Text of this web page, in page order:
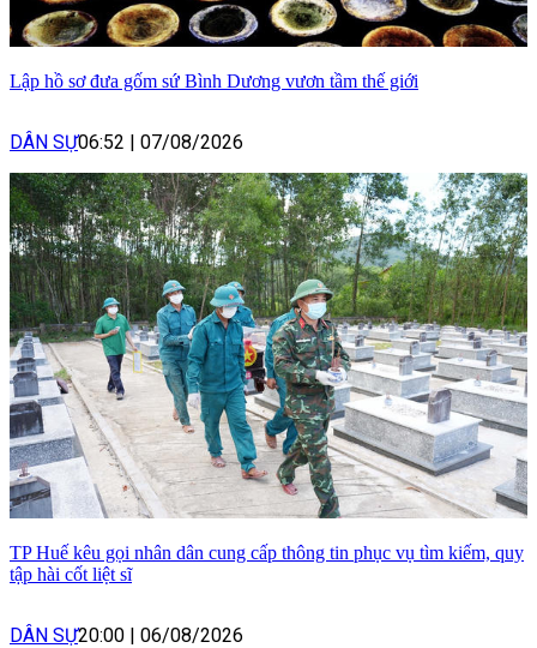
Lập hồ sơ đưa gốm sứ Bình Dương vươn tầm thế giới
DÂN SỰ06:52 | 07/08/2026
TP Huế kêu gọi nhân dân cung cấp thông tin phục vụ tìm kiếm, quy
tập hài cốt liệt sĩ
DÂN SỰ20:00 | 06/08/2026